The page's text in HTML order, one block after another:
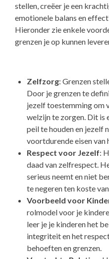
stellen, creëer je een
emotionele balans en
Hieronder zie enkele
grenzen je op kunnen
Zelfzorg: Grenzen
Door je grenzen te
jezelf toestemming om
welzijn te zorgen. Dit is
peil te houden en jezelf
voortdurende eisen van
Respect voor Jezelf:
daad van zelfrespect.
serieus neemt en niet
te negeren ten koste
Voorbeeld voor
rolmodel voor je
leer je je kinderen het
integriteit en het
behoeften en grenzen.